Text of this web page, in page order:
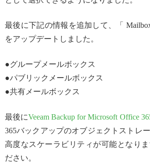
最後に下記の情報を追加して、「 Mailbox
をアップデートしました。
●グループメールボックス
●パブリックメールボックス
●共有メールボックス
最後にVeeam Backup for Microsoft Office
365バックアップのオブジェクトストレ
高度なスケーラビリティが可能となりま
ださい。